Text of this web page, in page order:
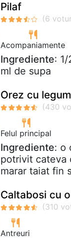
Pilaf
Acompaniamente
Ingrediente:
ml de supa
Orez cu
Felul principal
Ingrediente: o
potrivit cateva
marar taiat fin
Caltabosi cu
Antreuri